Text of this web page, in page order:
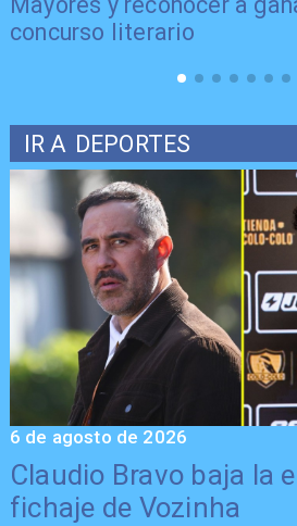
concurso literario
IR A DEPORTES
Claudio Bravo baja la
fichaje de Vozinha
6 de agosto de 2026